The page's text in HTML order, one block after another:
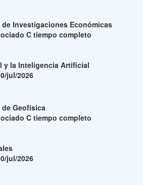
Investigaciones Económicas
C tiempo completo
y la Inteligencia Artificial
jul/2026
Geofísica
C tiempo completo
jul/2026